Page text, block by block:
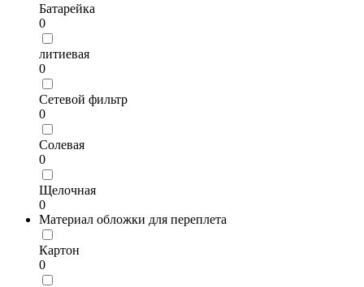
Батарейка
0
литиевая
0
Сетевой фильтр
0
Солевая
0
Щелочная
0
Материал обложки для переплета
Картон
0